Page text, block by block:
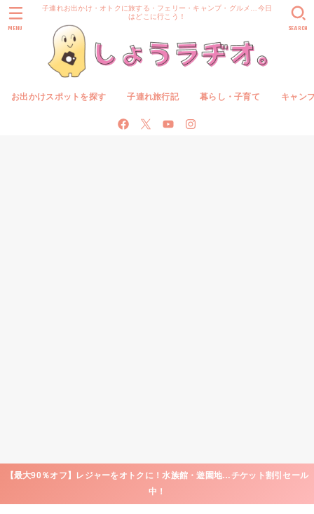
子連れお出かけ・オトクに旅する・フェリー・キャンプ・グルメ…今日
はどこに行こう！
お出かけスポットを探す 子連れ旅行記 暮らし・子育て キャン
SEARCH
MENU
【最大90％オフ】レジャーをオトクに！水族館・遊園地…チケット割引セール
中！